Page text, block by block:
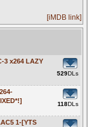
[iMDB link]
3 x264 LAZY
529DLs
118DLs
1-[YTS